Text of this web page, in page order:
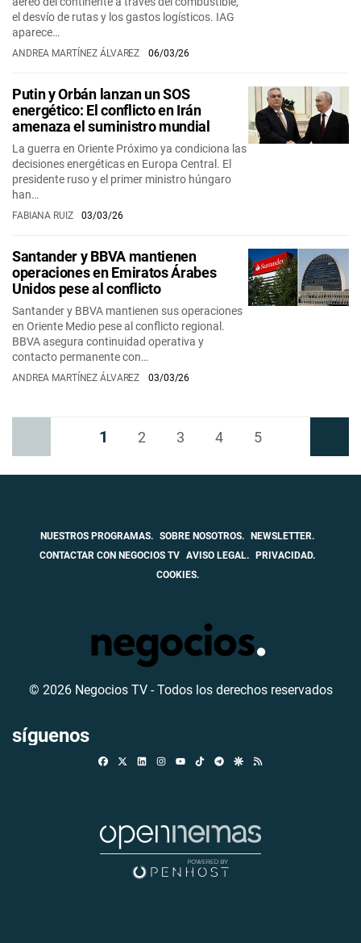
el desvío de rutas y los gastos logísticos. IAG
aparece…
ANDREA MARTÍNEZ ÁLVAREZ 06/03/26
Putin y Orbán lanzan un SOS
energético: El conflicto en Irán
amenaza el suministro mundial
La guerra en Oriente Próximo ya condiciona las
decisiones energéticas en Europa Central. El
presidente ruso y el primer ministro húngaro
han…
FABIANA RUIZ 03/03/26
Santander y BBVA mantienen
operaciones en Emiratos Árabes
Unidos pese al conflicto
Santander y BBVA mantienen sus operaciones
en Oriente Medio pese al conflicto regional.
BBVA asegura continuidad operativa y
contacto permanente con…
ANDREA MARTÍNEZ ÁLVAREZ 03/03/26
1 2 3 4 5
NUESTROS PROGRAMAS. SOBRE NOSOTROS.
NEWSLETTER.
CONTACTAR CON NEGOCIOS TV AVISO LEGAL.
PRIVACIDAD.
COOKIES.
© 2026 Negocios TV - Todos los derechos reservados
síguenos
FacebookLinkedinInstagramTikTokTelegramGoogle Discover